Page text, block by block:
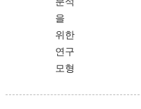
을
위한
연구
모형